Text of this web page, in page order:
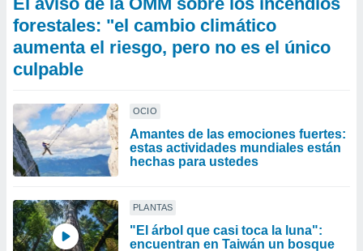
forestales: "el cambio climático
aumenta el riesgo, pero no es el único
culpable
OCIO
Amantes de las emociones fuertes:
estas actividades mundiales están
hechas para ustedes
PLANTAS
"El árbol que casi toca la luna":
encuentran en Taiwán un bosque